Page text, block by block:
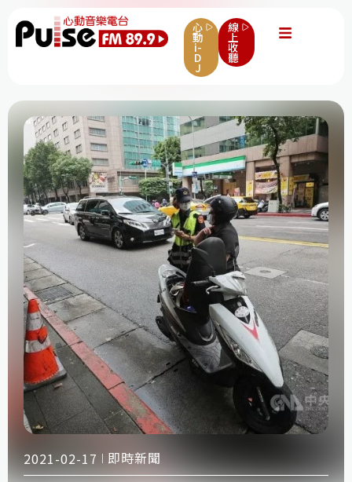
心
動
i-
D
J
線
上
收
聽
2021-02-17 即時新聞